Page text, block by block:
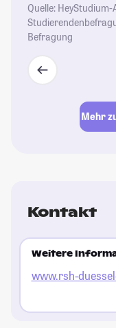
Quelle:
Befragung
Mehr
Kontakt
Weitere
www.rsh-